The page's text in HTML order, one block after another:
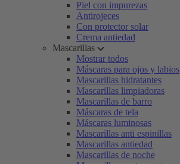
Piel con impurezas
Antirojeces
Con protector solar
Crema antiedad
Mascarillas
Mostrar todos
Máscaras para ojos y labios
Mascarillas hidratantes
Mascarillas limpiadoras
Mascarillas de barro
Máscaras de tela
Máscaras luminosas
Mascarillas anti espinillas
Mascarillas antiedad
Mascarillas de noche